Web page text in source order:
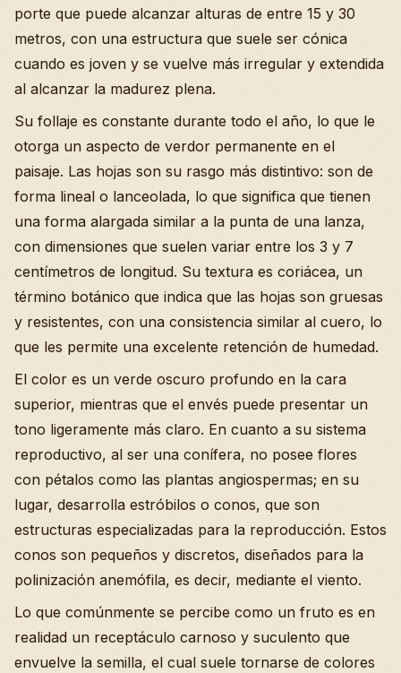
porte que puede alcanzar alturas de entre 15 y 30
metros, con una estructura que suele ser cónica
cuando es joven y se vuelve más irregular y extendida
al alcanzar la madurez plena.
Su follaje es constante durante todo el año, lo que le
otorga un aspecto de verdor permanente en el
paisaje. Las hojas son su rasgo más distintivo: son de
forma lineal o lanceolada, lo que significa que tienen
una forma alargada similar a la punta de una lanza,
con dimensiones que suelen variar entre los 3 y 7
centímetros de longitud. Su textura es coriácea, un
término botánico que indica que las hojas son gruesas
y resistentes, con una consistencia similar al cuero, lo
que les permite una excelente retención de humedad.
El color es un verde oscuro profundo en la cara
superior, mientras que el envés puede presentar un
tono ligeramente más claro. En cuanto a su sistema
reproductivo, al ser una conífera, no posee flores
con pétalos como las plantas angiospermas; en su
lugar, desarrolla estróbilos o conos, que son
estructuras especializadas para la reproducción. Estos
conos son pequeños y discretos, diseñados para la
polinización anemófila, es decir, mediante el viento.
Lo que comúnmente se percibe como un fruto es en
realidad un receptáculo carnoso y suculento que
envuelve la semilla, el cual suele tornarse de colores